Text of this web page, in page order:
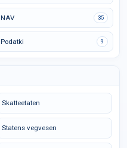
NAV 35
Podatki 9
Skatteetaten
Statens vegvesen